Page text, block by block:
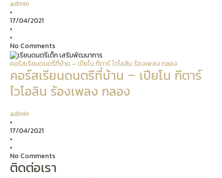
admin
•
17/04/2021
•
•
No Comments
คอร์สเรียนดนตรีที่บ้าน – เปียโน กีตาร์ ไวโอลิน ร้องเพลง กลอง
คอร์สเรียนดนตรีที่บ้าน – เปียโน กีตาร์
ไวโอลิน ร้องเพลง กลอง
admin
•
17/04/2021
•
•
No Comments
ติดต่อเรา